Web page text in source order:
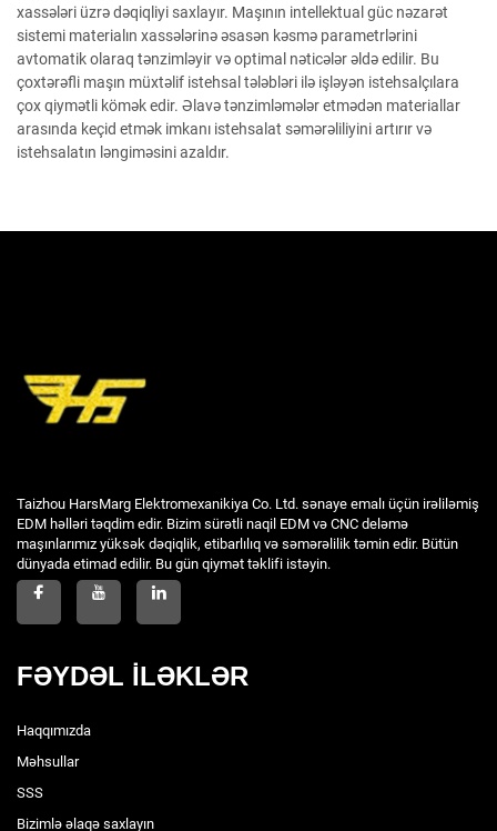
xassələri üzrə dəqiqliyi saxlayır. Maşının intellektual güc nəzarət
sistemi materialın xassələrinə əsasən kəsmə parametrlərini
avtomatik olaraq tənzimləyir və optimal nəticələr əldə edilir. Bu
çoxtərəfli maşın müxtəlif istehsal tələbləri ilə işləyən istehsalçılara
çox qiymətli kömək edir. Əlavə tənzimləmələr etmədən materiallar
arasında keçid etmək imkanı istehsalat səmərəliliyini artırır və
istehsalatın ləngiməsini azaldır.
Taizhou HarsMarg Elektromexanikiya Co. Ltd. sənaye emalı üçün irəliləmiş
EDM həlləri təqdim edir. Bizim sürətli naqil EDM və CNC deləmə
maşınlarımız yüksək dəqiqlik, etibarlılıq və səmərəlilik təmin edir. Bütün
dünyada etimad edilir. Bu gün qiymət təklifi istəyin.
FƏYDƏL İLƏKLƏR
Haqqımızda
Məhsullar
SSS
Bizimlə əlaqə saxlayın